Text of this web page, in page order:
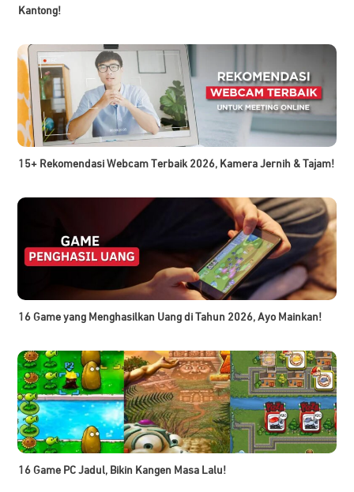
Kantong!
15+ Rekomendasi Webcam Terbaik 2026, Kamera Jernih & Tajam!
16 Game yang Menghasilkan Uang di Tahun 2026, Ayo Mainkan!
16 Game PC Jadul, Bikin Kangen Masa Lalu!